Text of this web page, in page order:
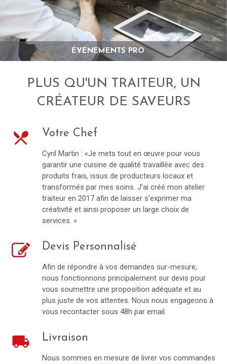
ÉVÉNEMENTS PRO
PLUS QU'UN TRAITEUR, UN
CRÉATEUR DE SAVEURS
local_dining Votre Chef
Cyril Martin : «Je mets tout en œuvre pour vous
garantir une cuisine de qualité travaillée avec des
produits frais, issus de producteurs locaux et
transformés par mes soins. J’ai créé mon atelier
traiteur en 2017 afin de laisser s’exprimer ma
créativité et ainsi proposer un large choix de
services. »
Devis Personnalisé
Afin de répondre à vos demandes sur-mesure,
nous fonctionnons principalement sur devis pour
vous soumettre une proposition adéquate et au
plus juste de vos attentes. Nous nous engageons à
vous recontacter sous 48h par email.
local_shipping Livraison
Nous sommes en mesure de livrer vos commandes